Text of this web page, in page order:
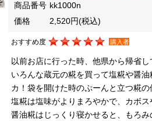
商品番号 kk1000n
価格
2,520円(税込)
おすすめ度 購入者
以前お店に行った時、他県から帰省
いろんな蔵元の糀を買って塩糀や醤
カ！袋を開けた時のぷーんと立つ糀の
塩糀は塩味がよりまろやかで、カボ
醤油糀はじっくり寝かせると、もろ